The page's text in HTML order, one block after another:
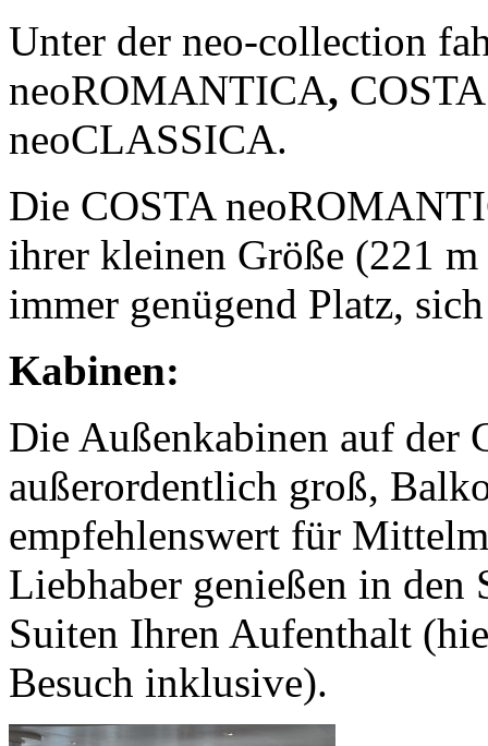
Unter der neo-collection
neoROMANTICA,
neoCLASSICA.
Die COSTA
ihrer kleinen Größe (221
immer genügend Platz,
Kabinen:
Die Außenkabinen auf
außerordentlich groß,
empfehlenswert für
Liebhaber genießen in den
Suiten Ihren Aufenthalt
Besuch inklusive).